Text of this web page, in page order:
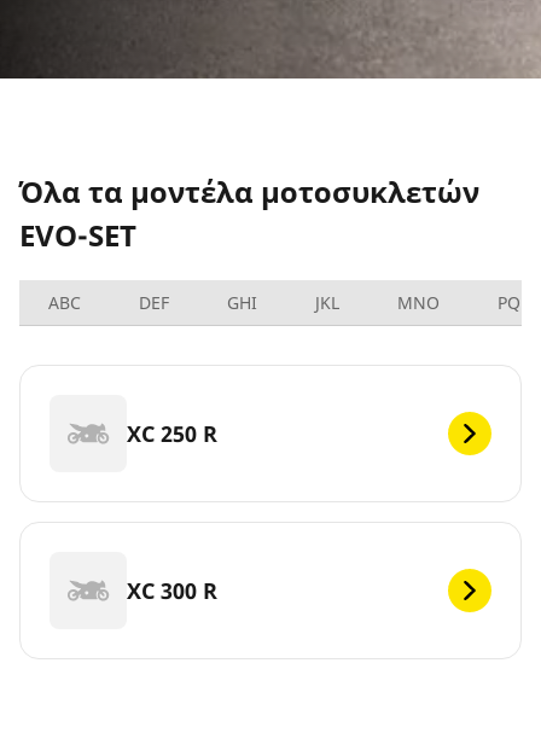
Όλα τα μοντέλα μοτοσυκλετών
EVO-SET
ABC DEF GHI JKL MNO PQRS
XC 250 R
XC 300 R